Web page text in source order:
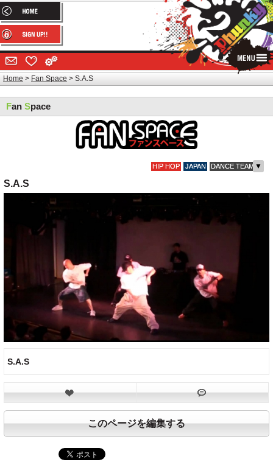
Home Fan Space S.A.S
Fan Space
HIP HOP JAPAN DANCE TEAM ▼
S.A.S
S.A.S
このページを編集する